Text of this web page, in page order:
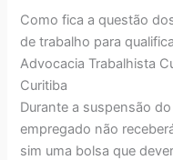
Como fica a questão
de trabalho para
Advocacia Trabalhista
Curitiba
Durante a suspensão
empregado não
sim uma bolsa que